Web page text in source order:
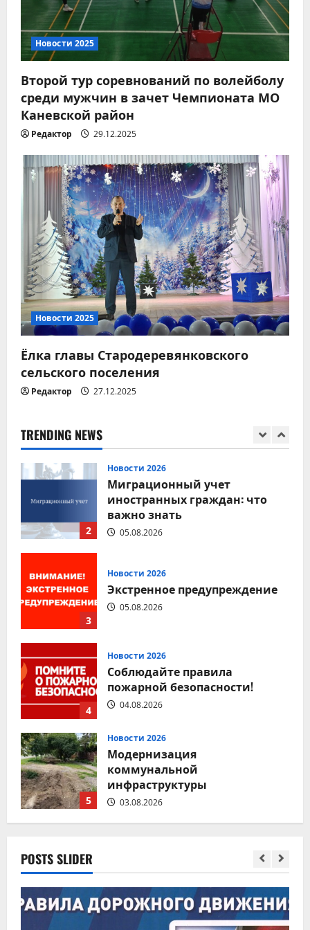
Новости 2025
Второй тур соревнований по волейболу
среди мужчин в зачет Чемпионата МО
Каневской район
Редактор 29.12.2025
Новости 2025
Ёлка главы Стародеревянковского
сельского поселения
Редактор 27.12.2025
TRENDING NEWS
2
Миграционный учет
иностранных граждан: что
важно знать
05.08.2026
3
Новости 2026
Экстренное предупреждение
05.08.2026
4
Новости 2026
Соблюдайте правила
пожарной безопасности!
04.08.2026
5
Новости 2026
Модернизация
коммунальной
инфраструктуры
03.08.2026
1
Новости 2026
Соблюдение правил
2
Новости 2026
Миграционный учет
иностранных граждан: что
важно знать
05.08.2026
3
Новости 2026
Экстренное предупреждение
05.08.2026
4
Новости 2026
Соблюдайте правила
пожарной безопасности!
04.08.2026
5
Новости 2026
Модернизация
коммунальной
инфраструктуры
03.08.2026
1
дорожного движения — залог
безопасности каждого
05.08.2026
Новости 2026
POSTS SLIDER